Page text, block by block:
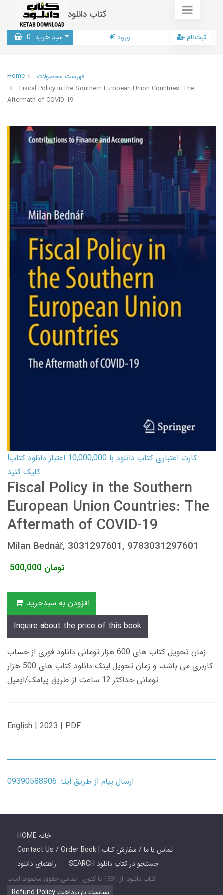
کتاب دانلود
سبد خرید 0 ورود ثبت‌نام
Home
فهرست محصولات
Fiscal Policy in the Southern European Union Countries: The
Aftermath of COVID-19
کارت اعتباری کتاب دانلود با 10,000,000 اعتبار دانلود کتاب!
کلیک کنید
Fiscal Policy in the Southern
European Union Countries: The
Aftermath of COVID-19
Milan Bednář, 3031297601, 9783031297601
500,000 تومان
افزودن به سبدخرید
Inquire about the price of this book
زمان تحویل کتاب های 600 هزار تومانی دانلود فوری از حساب
کاربری می باشد، و زمان تحویل لینک دانلود کتاب های 500 هزار
تومانی حداکثر 12 ساعت از طریق پیامک/ایمیل
English | 2023 | PDF
ارسال پیام از طریق ایتا: 09390588906
HOME خانه
Contact Us / Order Book | تماس با ما / سفارش کتاب
راهنمای دانلود
SEARCH جستجو در کتاب دانلود
کتاب دانلود: از 1391 تا کنون - تمامی حقوق محفوظ است
Refund Policy سیاست بازپرداخت